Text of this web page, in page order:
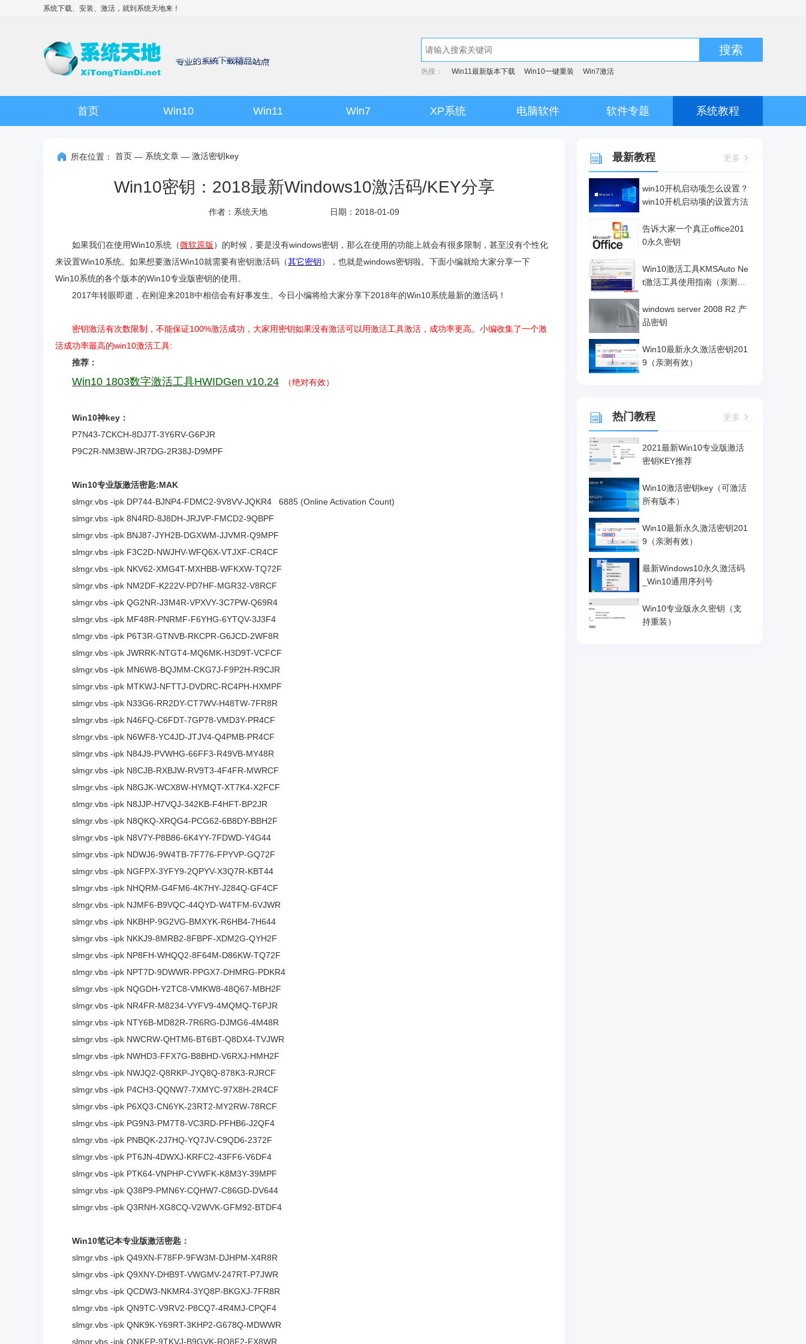
系统下载、安装、激活，就到 系统天地来！
搜索
热搜： Win11最新版本下载 Win10一键重装 Win7激活
首页 Win10 Win11 Win7 XP系统 电脑软件 软件专题 系统教程
所在位置： 首页 — 系统文章 — 激活密钥key
Win10密钥：2018最新Windows10激活码/KEY分享
作者：系统天地 日期：2018-01-09
如果我们在使用Win10系统（微软原版）的时候，要是没有windows密钥，那么在使用的功能上就会有很多限制，甚至没有个性化
来设置Win10系统。如果想要激活Win10就需要有密钥激活码（其它密钥），也就是windows密钥啦。下面小编就给大家分享一下
Win10系统的各个版本的Win10专业版密钥的使用。
2017年转眼即逝，在刚迎来2018中相信会有好事发生。今日小编将给大家分享下2018年的Win10系统最新的激活码！
密钥激活有次数限制，不能保证100%激活成功，大家用密钥如果没有激活可以用激活工具激活，成功率更高。小编收集了一个激
活成功率最高的win10激活工具:
推荐：
Win10 1803数字激活工具HWIDGen v10.24 （绝对有效）
Win10神key：
P7N43-7CKCH-8DJ7T-3Y6RV-G6PJR
P9C2R-NM3BW-JR7DG-2R38J-D9MPF
Win10专业版激活密匙:MAK
slmgr.vbs -ipk DP744-BJNP4-FDMC2-9V8VV-JQKR4 6885 (Online Activation Count)
slmgr.vbs -ipk 8N4RD-8J8DH-JRJVP-FMCD2-9QBPF
slmgr.vbs -ipk BNJ87-JYH2B-DGXWM-JJVMR-Q9MPF
slmgr.vbs -ipk F3C2D-NWJHV-WFQ6X-VTJXF-CR4CF
slmgr.vbs -ipk NKV62-XMG4T-MXHBB-WFKXW-TQ72F
slmgr.vbs -ipk NM2DF-K222V-PD7HF-MGR32-V8RCF
slmgr.vbs -ipk QG2NR-J3M4R-VPXVY-3C7PW-Q69R4
slmgr.vbs -ipk MF48R-PNRMF-F6YHG-6YTQV-3J3F4
slmgr.vbs -ipk P6T3R-GTNVB-RKCPR-G6JCD-2WF8R
slmgr.vbs -ipk JWRRK-NTGT4-MQ6MK-H3D9T-VCFCF
slmgr.vbs -ipk MN6W8-BQJMM-CKG7J-F9P2H-R9CJR
slmgr.vbs -ipk MTKWJ-NFTTJ-DVDRC-RC4PH-HXMPF
slmgr.vbs -ipk N33G6-RR2DY-CT7WV-H48TW-7FR8R
slmgr.vbs -ipk N46FQ-C6FDT-7GP78-VMD3Y-PR4CF
slmgr.vbs -ipk N6WF8-YC4JD-JTJV4-Q4PMB-PR4CF
slmgr.vbs -ipk N84J9-PVWHG-66FF3-R49VB-MY48R
slmgr.vbs -ipk N8CJB-RXBJW-RV9T3-4F4FR-MWRCF
slmgr.vbs -ipk N8GJK-WCX8W-HYMQT-XT7K4-X2FCF
slmgr.vbs -ipk N8JJP-H7VQJ-342KB-F4HFT-BP2JR
slmgr.vbs -ipk N8QKQ-XRQG4-PCG62-6B8DY-BBH2F
slmgr.vbs -ipk N8V7Y-P8B86-6K4YY-7FDWD-Y4G44
slmgr.vbs -ipk NDWJ6-9W4TB-7F776-FPYVP-GQ72F
slmgr.vbs -ipk NGFPX-3YFY9-2QPYV-X3Q7R-KBT44
slmgr.vbs -ipk NHQRM-G4FM6-4K7HY-J284Q-GF4CF
slmgr.vbs -ipk NJMF6-B9VQC-44QYD-W4TFM-6VJWR
slmgr.vbs -ipk NKBHP-9G2VG-BMXYK-R6HB4-7H644
slmgr.vbs -ipk NKKJ9-8MRB2-8FBPF-XDM2G-QYH2F
slmgr.vbs -ipk NP8FH-WHQQ2-8F64M-D86KW-TQ72F
slmgr.vbs -ipk NPT7D-9DWWR-PPGX7-DHMRG-PDKR4
slmgr.vbs -ipk NQGDH-Y2TC8-VMKW8-48Q67-MBH2F
slmgr.vbs -ipk NR4FR-M8234-VYFV9-4MQMQ-T6PJR
slmgr.vbs -ipk NTY6B-MD82R-7R6RG-DJMG6-4M48R
slmgr.vbs -ipk NWCRW-QHTM6-BT6BT-Q8DX4-TVJWR
slmgr.vbs -ipk NWHD3-FFX7G-B8BHD-V6RXJ-HMH2F
slmgr.vbs -ipk NWJQ2-Q8RKP-JYQ8Q-878K3-RJRCF
slmgr.vbs -ipk P4CH3-QQNW7-7XMYC-97X8H-2R4CF
slmgr.vbs -ipk P6XQ3-CN6YK-23RT2-MY2RW-78RCF
slmgr.vbs -ipk PG9N3-PM7T8-VC3RD-PFHB6-J2QF4
slmgr.vbs -ipk PNBQK-2J7HQ-YQ7JV-C9QD6-2372F
slmgr.vbs -ipk PT6JN-4DWXJ-KRFC2-43FF6-V6DF4
slmgr.vbs -ipk PTK64-VNPHP-CYWFK-K8M3Y-39MPF
slmgr.vbs -ipk Q38P9-PMN6Y-CQHW7-C86GD-DV644
slmgr.vbs -ipk Q3RNH-XG8CQ-V2WVK-GFM92-BTDF4
Win10笔记本专业版激活密匙：
slmgr.vbs -ipk Q49XN-F78FP-9FW3M-DJHPM-X4R8R
slmgr.vbs -ipk Q9XNY-DHB9T-VWGMV-247RT-P7JWR
slmgr.vbs -ipk QCDW3-NKMR4-3YQ8P-BKGXJ-7FR8R
slmgr.vbs -ipk QN9TC-V9RV2-P8CQ7-4R4MJ-CPQF4
slmgr.vbs -ipk QNK9K-Y69RT-3KHP2-G678Q-MDWWR
slmgr.vbs -ipk QNKFP-9TKVJ-B9GVK-RQ8F2-FX8WR
最新教程 更多
win10开机启动项怎么设置？
win10开机启动项的设置方法
告诉大家一个真正office201
0永久密钥
Win10激活工具KMSAuto Ne
t激活工具使用指南（亲测有
windows server 2008 R2 产
品密钥
Win10最新永久激活密钥201
9（亲测有效）
热门教程 更多
2021最新Win10专业版激活
密钥KEY推荐
Win10激活密钥key（可激活
所有版本）
Win10最新永久激活密钥201
9（亲测有效）
最新Windows10永久激活码
_Win10通用序列号
Win10专业版永久密钥（支
持重装）